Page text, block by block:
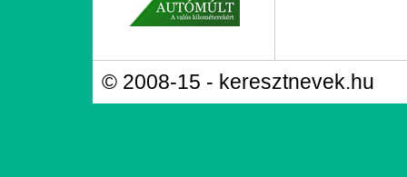
© 2008-15 - keresztnevek.hu